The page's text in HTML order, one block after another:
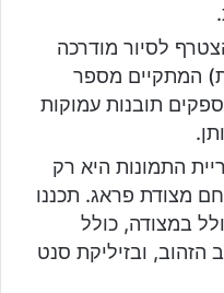
לסיור מודרכה
המתקיים מספר
תובנות עמוקות
התמונות היא רק
מצודת פראג. תכננו
במצודה, כולל
הזהוב, ובזיליקת סנט